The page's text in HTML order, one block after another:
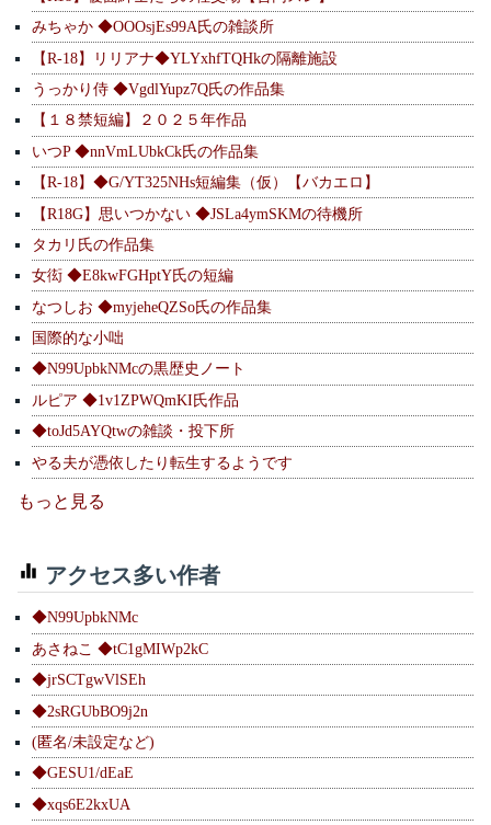
みちゃか ◆OOOsjEs99A氏の雑談所
【R-18】リリアナ◆YLYxhfTQHkの隔離施設
うっかり侍 ◆VgdlYupz7Q氏の作品集
【１８禁短編】２０２５年作品
いつP ◆nnVmLUbkCk氏の作品集
【R-18】◆G/YT325NHs短編集（仮）【バカエロ】
【R18G】思いつかない ◆JSLa4ymSKMの待機所
タカリ氏の作品集
女衒 ◆E8kwFGHptY氏の短編
なつしお ◆myjeheQZSo氏の作品集
国際的な小咄
◆N99UpbkNMcの黒歴史ノート
ルピア ◆1v1ZPWQmKI氏作品
◆toJd5AYQtwの雑談・投下所
やる夫が憑依したり転生するようです
もっと見る
アクセス多い作者
◆N99UpbkNMc
あさねこ ◆tC1gMIWp2kC
◆jrSCTgwVlSEh
◆2sRGUbBO9j2n
(匿名/未設定など)
◆GESU1/dEaE
◆xqs6E2kxUA